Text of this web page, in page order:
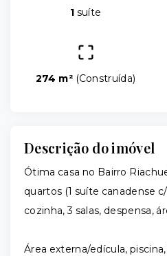
1 suíte
274 m² (Construída)
Descrição do imóvel
Ótima casa no Bairro
quartos (1 suíte canadense
cozinha, 3 salas, despensa,
Área externa/edícula,